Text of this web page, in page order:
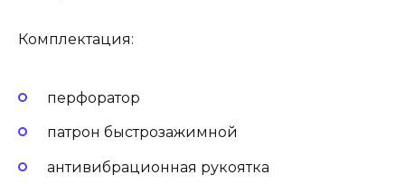
Комплектация:
перфоратор
патрон быстрозажимной
антивибрационная рукоятка